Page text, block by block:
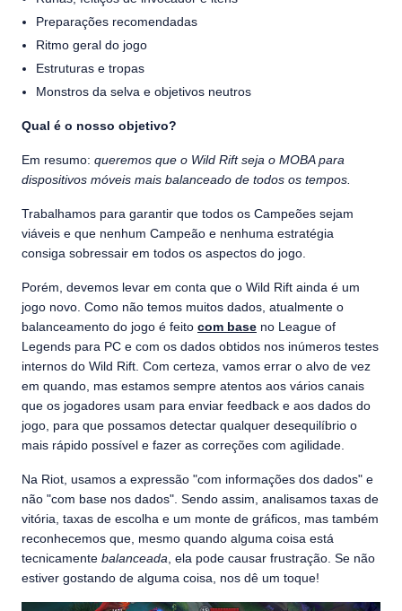
Preparações recomendadas
Ritmo geral do jogo
Estruturas e tropas
Monstros da selva e objetivos neutros
Qual é o nosso objetivo?
Em resumo: queremos que o Wild Rift seja o MOBA para
dispositivos móveis mais balanceado de todos os tempos.
Trabalhamos para garantir que todos os Campeões sejam
viáveis e que nenhum Campeão e nenhuma estratégia
consiga sobressair em todos os aspectos do jogo.
Porém, devemos levar em conta que o Wild Rift ainda é um
jogo novo. Como não temos muitos dados, atualmente o
balanceamento do jogo é feito com base no League of
Legends para PC e com os dados obtidos nos inúmeros testes
internos do Wild Rift. Com certeza, vamos errar o alvo de vez
em quando, mas estamos sempre atentos aos vários canais
que os jogadores usam para enviar feedback e aos dados do
jogo, para que possamos detectar qualquer desequilíbrio o
mais rápido possível e fazer as correções com agilidade.
Na Riot, usamos a expressão "com informações dos dados" e
não "com base nos dados". Sendo assim, analisamos taxas de
vitória, taxas de escolha e um monte de gráficos, mas também
reconhecemos que, mesmo quando alguma coisa está
tecnicamente balanceada , ela pode causar frustração. Se não
estiver gostando de alguma coisa, nos dê um toque!